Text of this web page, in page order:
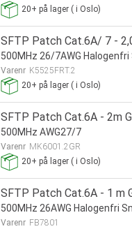
20+ på lager ( i Oslo)
SFTP Patch Cat.6A/ 7 -
500MHz 26/7AWG
Varenr K5525FRT.2
20+ på lager ( i Oslo)
SFTP Patch Cat.6A - 2m
500MHz AWG27/7
Varenr MK6001.2GR
20+ på lager ( i Oslo)
SFTP Patch Cat.6A - 1 m
500MHz 26AWG Halogenfri
Varenr FB7801